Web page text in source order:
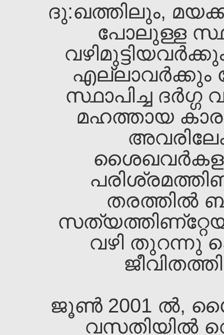
ദു:ഖത്തിലും,
പോലുള്ള
എല്ലാവര്‍ക്കും
സ്ഥാപിച്ച
മഹത്തായ
തരത്തില്‍
വഴി തുറന്നു
ജൂണ്‍ 2001 ല്‍,
വസതിയില്‍